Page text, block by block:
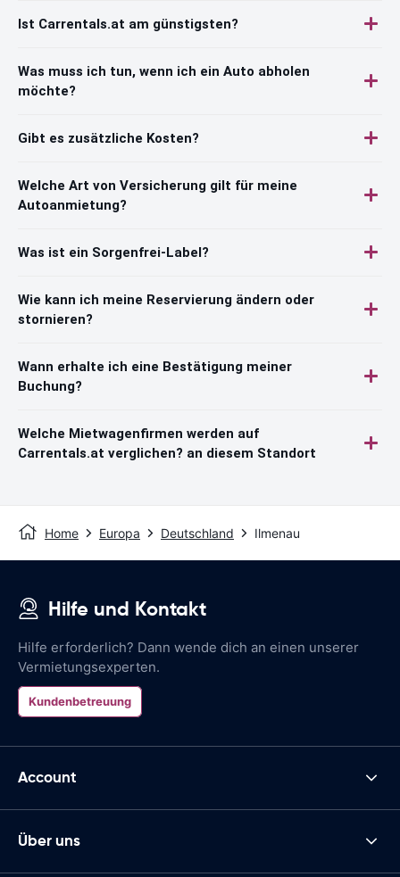
Ist Carrentals.at am günstigsten?
Was muss ich tun, wenn ich ein Auto abholen
möchte?
Gibt es zusätzliche Kosten?
Welche Art von Versicherung gilt für meine
Autoanmietung?
Was ist ein Sorgenfrei-Label?
Wie kann ich meine Reservierung ändern oder
stornieren?
Wann erhalte ich eine Bestätigung meiner
Buchung?
Welche Mietwagenfirmen werden auf
Carrentals.at verglichen? an diesem Standort
Home Europa Deutschland Ilmenau
Hilfe und Kontakt
Hilfe erforderlich? Dann wende dich an einen unserer
Vermietungsexperten.
Kundenbetreuung
Account
Über uns